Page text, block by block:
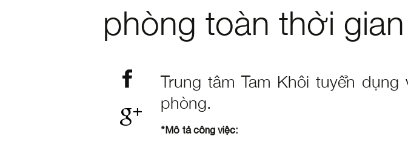
phòng toàn thời gian
Trung tâm Tam Khôi tuyển
phòng.
*Mô tả công việc: